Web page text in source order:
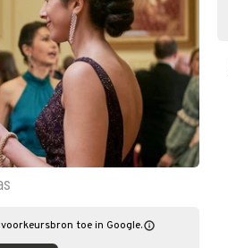
toe in Google.